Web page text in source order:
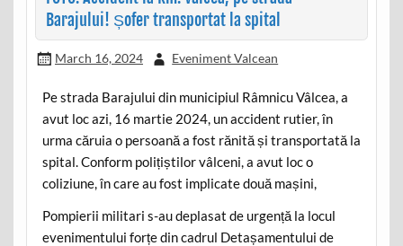
Barajului! Șofer transportat la spital
March 16, 2024 Eveniment Valcean
Pe strada Barajului din municipiul Râmnicu Vâlcea, a
avut loc azi, 16 martie 2024, un accident rutier, în
urma căruia o persoană a fost rănită și transportată la
spital. Conform polițiștilor vâlceni, a avut loc o
coliziune, în care au fost implicate două mașini,
Pompierii militari s-au deplasat de urgență la locul
evenimentului forțe din cadrul Detașamentului de